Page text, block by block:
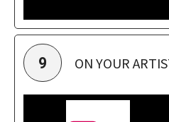
9 ON YOUR